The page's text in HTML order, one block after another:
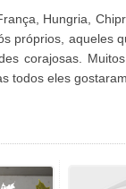
Hungria,
próprios, aqueles
corajosas.
todos eles